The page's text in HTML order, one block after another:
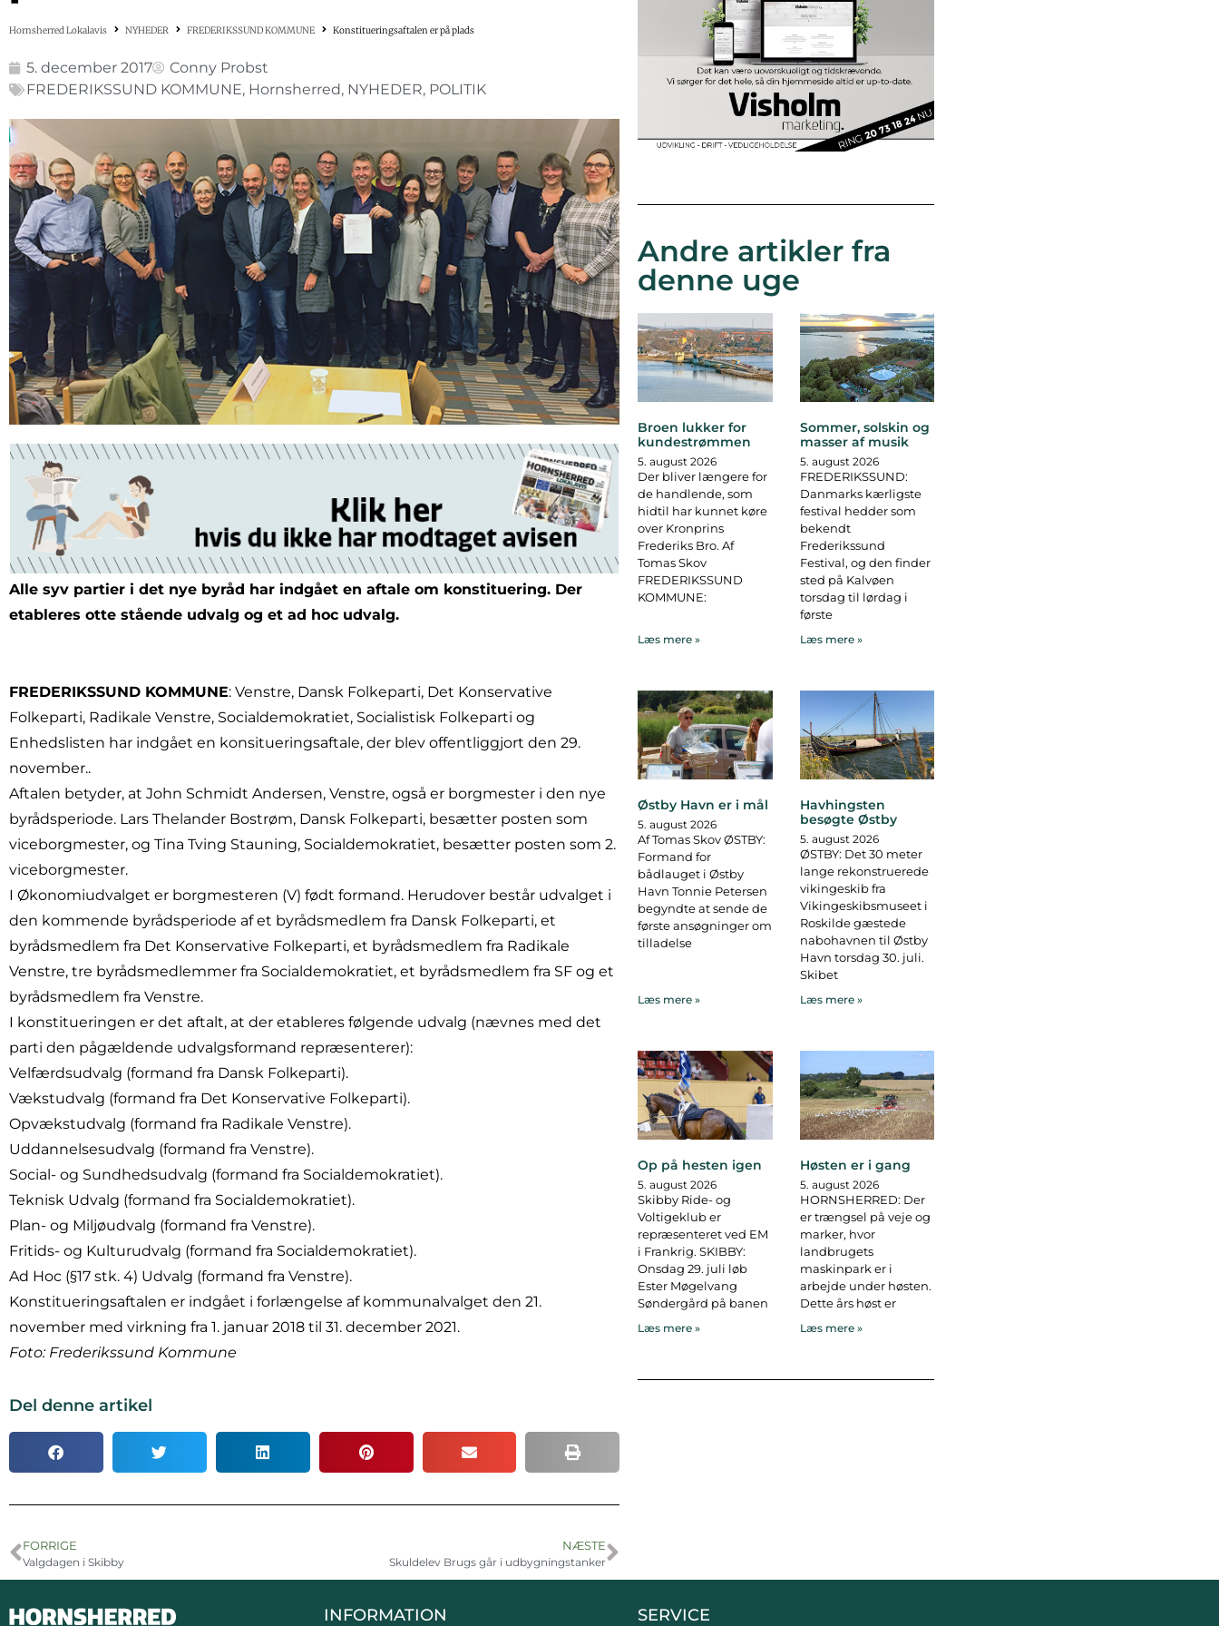
Hornsherred Lokalavis NYHEDER FREDERIKSSUND KOMMUNE Konstitueringsaftalen er på plads
5. december 2017
Conny Probst
FREDERIKSSUND KOMMUNE, Hornsherred, NYHEDER, POLITIK
Alle syv partier i det nye byråd har indgået en aftale om konstituering. Der
etableres otte stående udvalg og et ad hoc udvalg.
FREDERIKSSUND KOMMUNE: Venstre, Dansk Folkeparti, Det Konservative
Folkeparti, Radikale Venstre, Socialdemokratiet, Socialistisk Folkeparti og
Enhedslisten har indgået en konsitueringsaftale, der blev offentliggjort den 29.
november..
Aftalen betyder, at John Schmidt Andersen, Venstre, også er borgmester i den nye
byrådsperiode. Lars Thelander Bostrøm, Dansk Folkeparti, besætter posten som
viceborgmester, og Tina Tving Stauning, Socialdemokratiet, besætter posten som 2.
viceborgmester.
I Økonomiudvalget er borgmesteren (V) født formand. Herudover består udvalget i
den kommende byrådsperiode af et byrådsmedlem fra Dansk Folkeparti, et
byrådsmedlem fra Det Konservative Folkeparti, et byrådsmedlem fra Radikale
Venstre, tre byrådsmedlemmer fra Socialdemokratiet, et byrådsmedlem fra SF og et
byrådsmedlem fra Venstre.
I konstitueringen er det aftalt, at der etableres følgende udvalg (nævnes med det
parti den pågældende udvalgsformand repræsenterer):
Velfærdsudvalg (formand fra Dansk Folkeparti).
Vækstudvalg (formand fra Det Konservative Folkeparti).
Opvækstudvalg (formand fra Radikale Venstre).
Uddannelsesudvalg (formand fra Venstre).
Social- og Sundhedsudvalg (formand fra Socialdemokratiet).
Teknisk Udvalg (formand fra Socialdemokratiet).
Plan- og Miljøudvalg (formand fra Venstre).
Fritids- og Kulturudvalg (formand fra Socialdemokratiet).
Ad Hoc (§17 stk. 4) Udvalg (formand fra Venstre).
Konstitueringsaftalen er indgået i forlængelse af kommunalvalget den 21.
november med virkning fra 1. januar 2018 til 31. december 2021.
Foto: Frederikssund Kommune
Del denne artikel
FORRIGE
Valgdagen i Skibby
NÆSTE
Skuldelev Brugs går i udbygningstanker
Andre artikler fra
denne uge
Broen lukker for
kundestrømmen
5. august 2026
Der bliver længere for
de handlende, som
hidtil har kunnet køre
over Kronprins
Frederiks Bro. Af
Tomas Skov
FREDERIKSSUND
KOMMUNE:
Læs mere »
Sommer, solskin og
masser af musik
5. august 2026
FREDERIKSSUND:
Danmarks kærligste
festival hedder som
bekendt
Frederikssund
Festival, og den finder
sted på Kalvøen
torsdag til lørdag i
første
Læs mere »
Østby Havn er i mål
5. august 2026
Af Tomas Skov ØSTBY:
Formand for
bådlauget i Østby
Havn Tonnie Petersen
begyndte at sende de
første ansøgninger om
tilladelse
Læs mere »
Havhingsten
besøgte Østby
5. august 2026
ØSTBY: Det 30 meter
lange rekonstruerede
vikingeskib fra
Vikingeskibsmuseet i
Roskilde gæstede
nabohavnen til Østby
Havn torsdag 30. juli.
Skibet
Læs mere »
Op på hesten igen
5. august 2026
Skibby Ride- og
Voltigeklub er
repræsenteret ved EM
i Frankrig. SKIBBY:
Onsdag 29. juli løb
Ester Møgelvang
Søndergård på banen
Læs mere »
Høsten er i gang
5. august 2026
HORNSHERRED: Der
er trængsel på veje og
marker, hvor
landbrugets
maskinpark er i
arbejde under høsten.
Dette års høst er
Læs mere »
INFORMATION SERVICE